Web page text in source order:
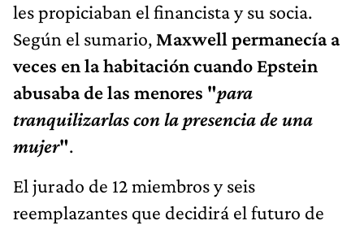
les propiciaban el financista y su socia.
Según el sumario, Maxwell permanecía a
veces en la habitación cuando Epstein
abusaba de las menores "para
tranquilizarlas con la presencia de una
mujer".
El jurado de 12 miembros y seis
reemplazantes que decidirá el futuro de